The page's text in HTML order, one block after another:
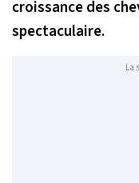
croissance des
spectaculaire.
La